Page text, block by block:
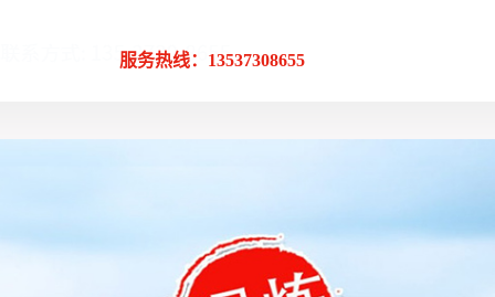
服务热线：13537308655